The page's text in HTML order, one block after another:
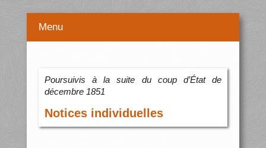
Menu
Poursuivis à la suite du coup d’État de
décembre 1851
Notices individuelles